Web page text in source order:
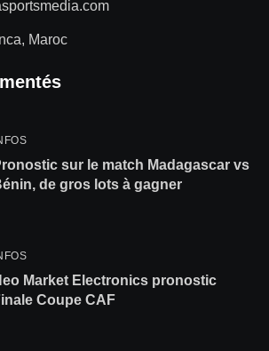
Maroc
sur le match Madagascar vs
de gros lots à gagner
Market Electronics pronostic
Coupe CAF